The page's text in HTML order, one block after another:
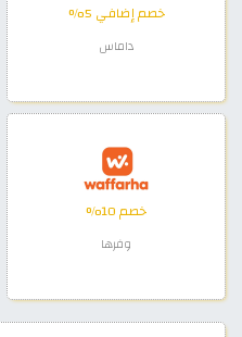
خصم إضافي 5%
داماس
خصم 10%
وفرها